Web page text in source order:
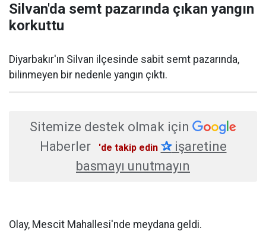
Silvan'da semt pazarında çıkan yangın
korkuttu
Diyarbakır'ın Silvan ilçesinde sabit semt pazarında,
bilinmeyen bir nedenle yangın çıktı.
Sitemize destek olmak için
Haberler
'de takip edin ✰işaretine
basmayı unutmayın
Olay, Mescit Mahallesi'nde meydana geldi.